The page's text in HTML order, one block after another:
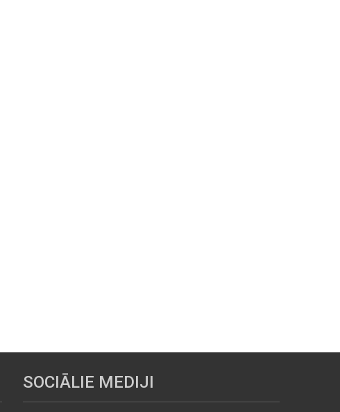
SOCIĀLIE MEDIJI